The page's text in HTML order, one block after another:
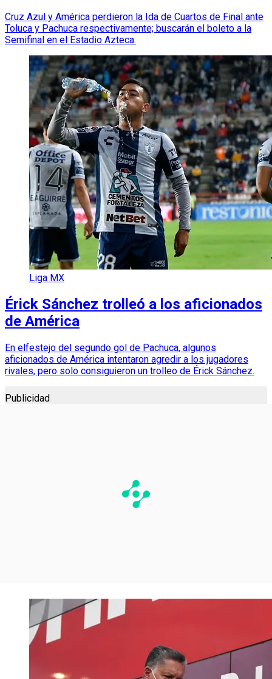
Cruz Azul y América perdieron la Ida de Cuartos de Final ante
Toluca y Pachuca respectivamente; buscarán el boleto a la
Semifinal en el Estadio Azteca.
Liga MX
Érick Sánchez trolleó a los aficionados
de América
En elfestejo del segundo gol de Pachuca, algunos
aficionados de América intentaron agredir a los jugadores
rivales, pero solo consiguieron un trolleo de Érick Sánchez.
Publicidad